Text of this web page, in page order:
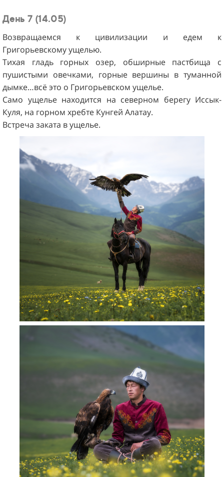
День 7 (14.05)
Возвращаемся к цивилизации и едем к
Григорьевскому ущелью.
Тихая гладь горных озер, обширные пастбища с
пушистыми овечками, горные вершины в туманной
дымке…всё это о Григорьевском ущелье.
Само ущелье находится на северном берегу Иссык-
Куля, на горном хребте Кунгей Алатау.
Встреча заката в ущелье.